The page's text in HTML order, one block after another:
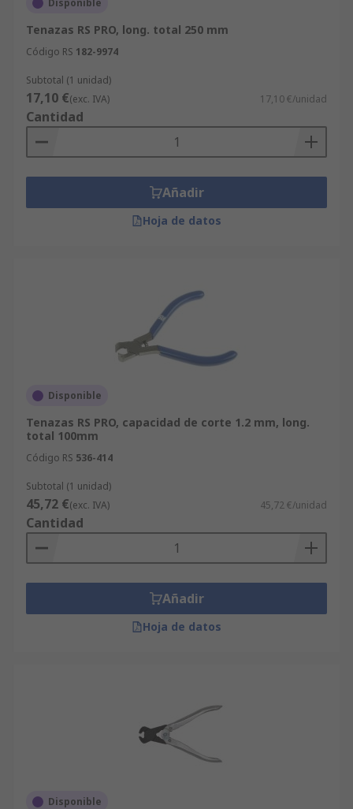
Disponible
Tenazas RS PRO, long. total 250 mm
Código RS 182-9974
Subtotal (1 unidad)
17,10 €(exc. IVA) 17,10 €/unidad
Cantidad
Añadir
Hoja de datos
Disponible
Tenazas RS PRO, capacidad de corte 1.2 mm, long.
total 100mm
Código RS 536-414
Subtotal (1 unidad)
45,72 €(exc. IVA) 45,72 €/unidad
Cantidad
Añadir
Hoja de datos
Disponible